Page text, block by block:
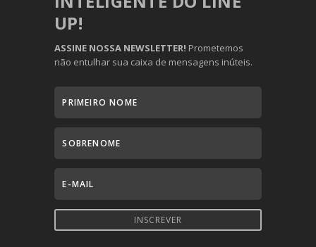
UP!
ASSINE NOSSA NEWSLETTER! Prometemos
não entulhar sua caixa de mensagens inúteis.
INSCREVER